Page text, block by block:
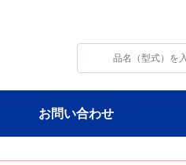
お問い合わせ